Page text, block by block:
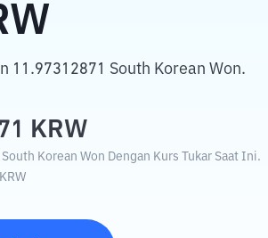
11.97312871 South Korean Won.
KRW
Korean Won Dengan Kurs Tukar Saat Ini.
KRW